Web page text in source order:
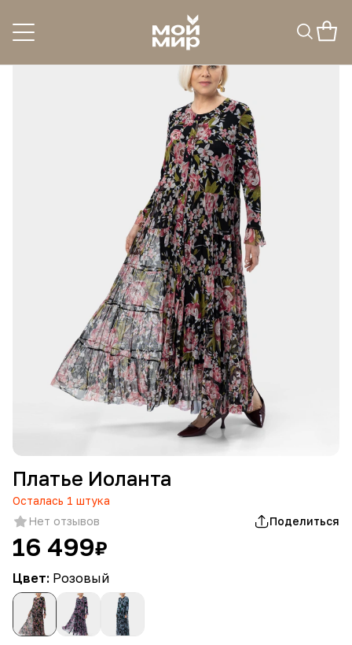
Платье Иоланта
Осталась 1 штука
Нет отзывов
Поделиться
16 499₽
Цвет: Розовый